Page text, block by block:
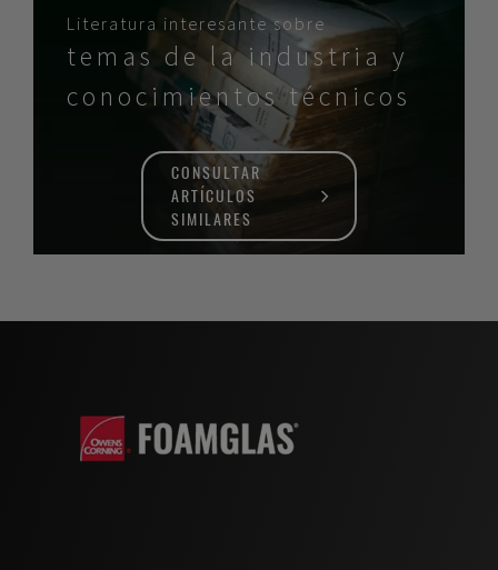
Literatura interesante sobre
temas de la industria y
conocimientos técnicos
CONSULTAR
ARTÍCULOS
SIMILARES